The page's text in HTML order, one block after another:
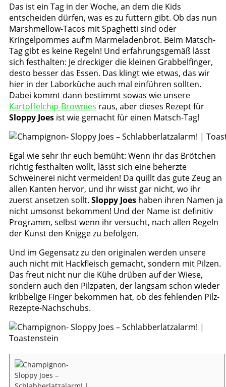
Das ist ein Tag in der Woche, an dem die Kids
entscheiden dürfen, was es zu futtern gibt. Ob das nun
Marshmellow-Tacos mit Spaghetti sind oder
Kringelpommes auf’m Marmeladenbrot. Beim Matsch-
Tag gibt es keine Regeln! Und erfahrungsgemäß lässt
sich festhalten: Je dreckiger die kleinen Grabbelfinger,
desto besser das Essen. Das klingt wie etwas, das wir
hier in der Laborküche auch mal einführen sollten.
Dabei kommt dann bestimmt sowas wie unsere
Kartoffelchip-Brownies raus, aber dieses Rezept für
Sloppy Joes ist wie gemacht für einen Matsch-Tag!
Egal wie sehr ihr euch bemüht: Wenn ihr das Brötchen
richtig festhalten wollt, lässt sich eine beherzte
Schweinerei nicht vermeiden! Da quillt das gute Zeug an
allen Kanten hervor, und ihr wisst gar nicht, wo ihr
zuerst ansetzen sollt. Sloppy Joes haben ihren Namen ja
nicht umsonst bekommen! Und der Name ist definitiv
Programm, selbst wenn ihr versucht, nach allen Regeln
der Kunst den Knigge zu befolgen.
Und im Gegensatz zu den originalen werden unsere
auch nicht mit Hackfleisch gemacht, sondern mit Pilzen.
Das freut nicht nur die Kühe drüben auf der Wiese,
sondern auch den Pilzpaten, der langsam schon wieder
kribbelige Finger bekommen hat, ob des fehlenden Pilz-
Rezepte-Nachschubs.